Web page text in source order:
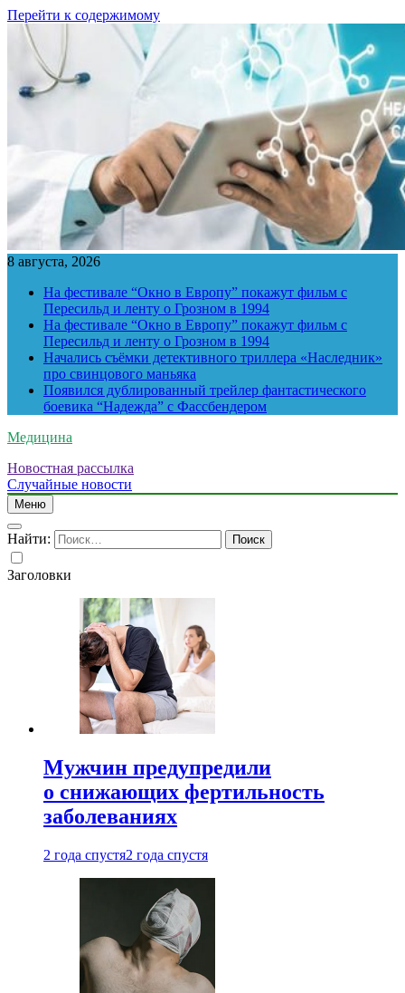
Перейти к содержимому
8 августа, 2026
На фестивале “Окно в Европу” покажут фильм с
Пересильд и ленту о Грозном в 1994
На фестивале “Окно в Европу” покажут фильм с
Пересильд и ленту о Грозном в 1994
Начались съёмки детективного триллера «Наследник»
про свинцового маньяка
Появился дублированный трейлер фантастического
боевика “Надежда” с Фассбендером
Медицина
Новостная рассылка
Случайные новости
Меню
Найти:
Заголовки
Мужчин предупредили
о снижающих фертильность
заболеваниях
2 года спустя2 года спустя